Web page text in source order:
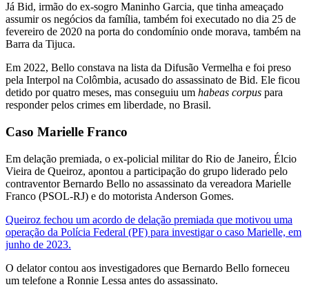
Já Bid, irmão do ex-sogro Maninho Garcia, que tinha ameaçado
assumir os negócios da família, também foi executado no dia 25 de
fevereiro de 2020 na porta do condomínio onde morava, também na
Barra da Tijuca.
Em 2022, Bello constava na lista da Difusão Vermelha e foi preso
pela Interpol na Colômbia, acusado do assassinato de Bid. Ele ficou
detido por quatro meses, mas conseguiu um habeas corpus para
responder pelos crimes em liberdade, no Brasil.
Caso Marielle Franco
Em delação premiada, o ex-policial militar do Rio de Janeiro, Élcio
Vieira de Queiroz, apontou a participação do grupo liderado pelo
contraventor Bernardo Bello no assassinato da vereadora Marielle
Franco (PSOL-RJ) e do motorista Anderson Gomes.
Queiroz fechou um acordo de delação premiada que motivou uma
operação da Polícia Federal (PF) para investigar o caso Marielle, em
junho de 2023.
O delator contou aos investigadores que Bernardo Bello forneceu
um telefone a Ronnie Lessa antes do assassinato.